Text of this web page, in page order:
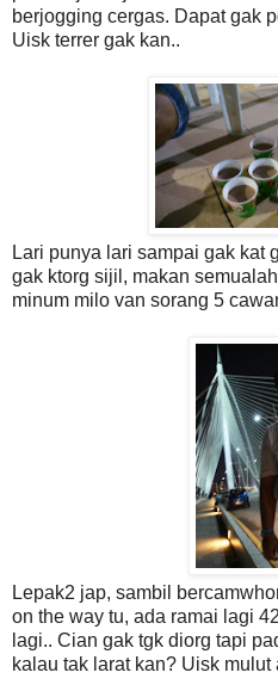
berjogging cergas. Dapat gak
Uisk terrer gak kan..
Lari punya lari sampai gak kat
gak ktorg sijil, makan
minum milo van sorang 5
Lepak2 jap, sambil
on the way tu, ada ramai lagi
lagi.. Cian gak tgk diorg tapi
kalau tak larat kan? Uisk